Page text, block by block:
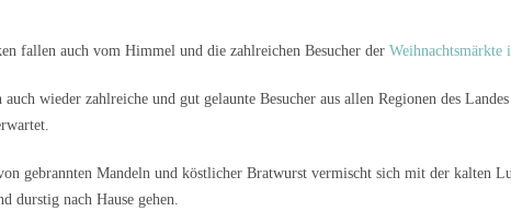
fallen auch vom Himmel und die zahlreichen Besucher der Weihnachtsmärkte
auch wieder zahlreiche und gut gelaunte Besucher aus allen Regionen des
gebrannten Mandeln und köstlicher Bratwurst vermischt sich mit der kalten
durstig nach Hause gehen.